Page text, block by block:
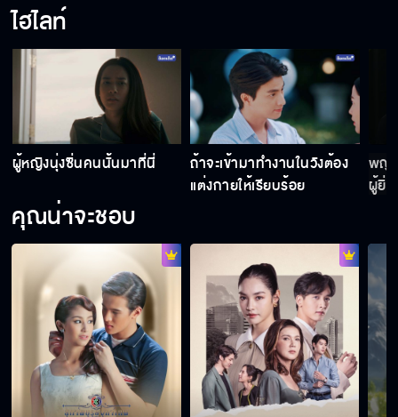
แบบนี้ได้ยังไง
เจ้าแน่ใจเหรอว่าวิธีนี้จะได้ผล
ท่านทวดช่วยดลใจให้ลออ เจอสระอโนดาตด้วย
หาสระอโนดาตและสระสี่ทิศให้เจอ !
อโหสิกรรมซึ่งกันและกันเถิด
ไฮไลท์
ผู้หญิงนุ่งซิ่นคนนั้นมาที่นี่
ถ้าจะเข้ามาทำงานในวังต้อง
แต่งกายให้เรียบร้อย
พญ
ผู้ยิ่ง
คุณน่าจะชอบ